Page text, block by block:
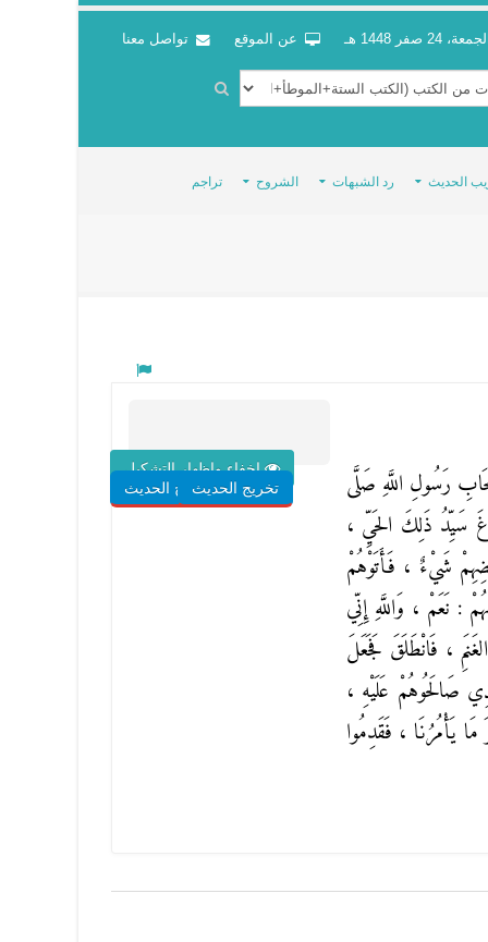
الجمعة، 24 صفر 1448 هـ عن الموقع تواصل معنا
الحديث رد الشبهات الشروح تراجم
رَسُولِ اللَّهِ صَلَّى
سَيِّدُ ذَلِكَ الحَيِّ ،
شَيْءٌ ، فَأَتَوْهُمْ
نَعَمْ ، وَاللَّهِ إِنِّي
، فَانْطَلَقَ فَجَعَلَ
صَالَحُوهُمْ عَلَيْهِ ،
يَأْمُرُنَا ، فَقَدِمُوا
اخفاء واظهار التشكيل
تخريج الحديثشروح الحديث